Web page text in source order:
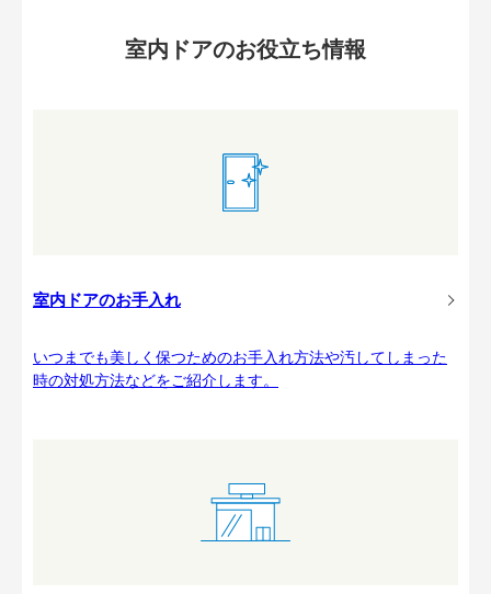
室内ドアのお役立ち情報
室内ドアのお手入れ
いつまでも美しく保つためのお手入れ方法や汚してしまった
時の対処方法などをご紹介します。